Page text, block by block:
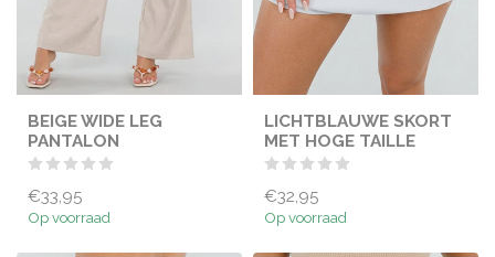
BEIGE WIDE LEG
PANTALON
€33,95
Op voorraad
LICHTBLAUWE SKORT
MET HOGE TAILLE
€32,95
Op voorraad